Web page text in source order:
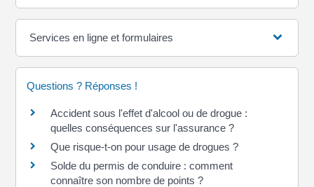
Services en ligne et formulaires
Questions ? Réponses !
Accident sous l'effet d'alcool ou de drogue :
quelles conséquences sur l'assurance ?
Que risque-t-on pour usage de drogues ?
Solde du permis de conduire : comment
connaître son nombre de points ?